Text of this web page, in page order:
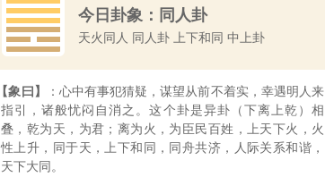
今日卦象：同人卦
天火同人 同人卦 上下和同 中上卦
【象曰】
：心中有事犯猜疑，谋望从前不着实，幸遇明人来
指引，诸般忧闷自消之。这个卦是异卦（下离上乾）相
叠，乾为天，为君；离为火，为臣民百姓，上天下火，火
性上升，同于天，上下和同，同舟共济，人际关系和谐，
天下大同。